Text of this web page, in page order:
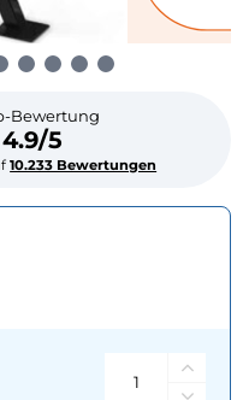
Bewertung
4.9/5
10.233 Bewertungen